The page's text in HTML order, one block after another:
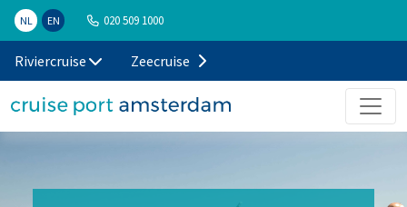
NL EN 020 509 1000
Riviercruise Zeecruise